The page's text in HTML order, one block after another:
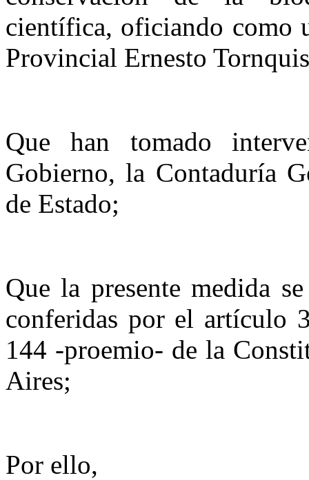
científica, oficiando como
Provincial Ernesto
Que han tomado
Gobierno,la Contaduría
de Estado;
Que la presente medida
conferidas por el artículo
144 -proemio- dela
Aires;
Por ello,